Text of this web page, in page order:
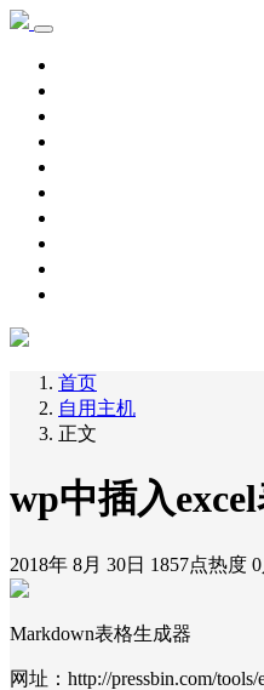
首页
自用主机
正文
wp中插入
2018年 8月 30日 1857点热度
Markdown表格生成器
网址：http://pressbin.com/